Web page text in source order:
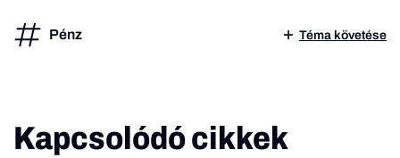
Pénz Téma követése
Kapcsolódó cikkek